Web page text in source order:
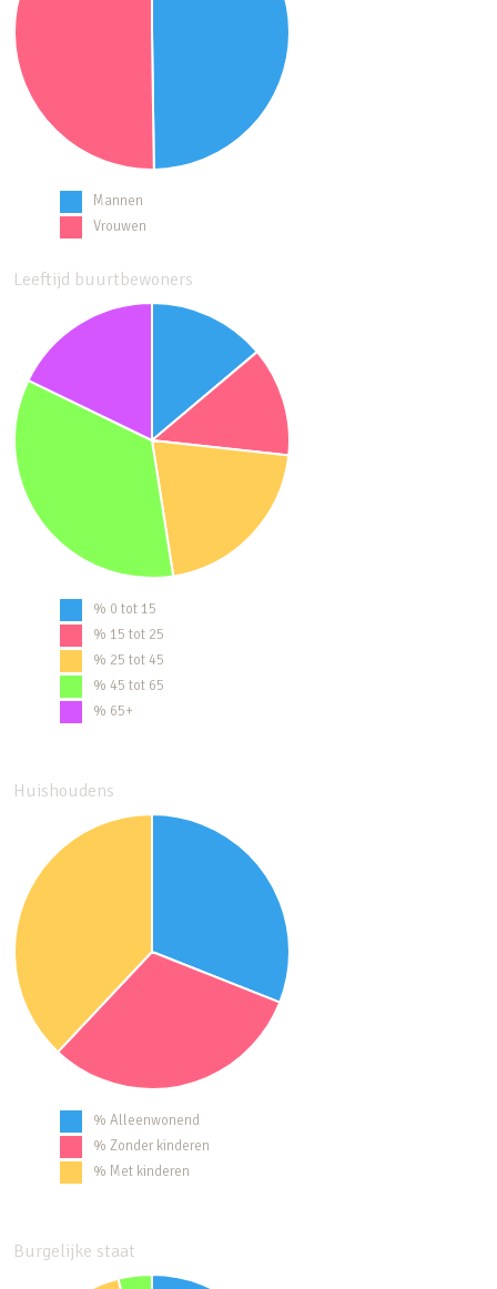
Mannen
Vrouwen
Leeftijd buurtbewoners
% 0 tot 15
% 15 tot 25
% 25 tot 45
% 45 tot 65
% 65+
Huishoudens
% Alleenwonend
% Zonder kinderen
% Met kinderen
Burgelijke staat